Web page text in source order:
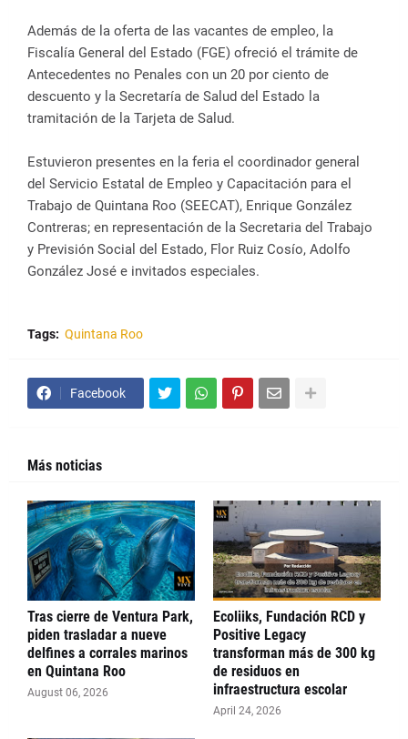
Además de la oferta de las vacantes de empleo, la
Fiscalía General del Estado (FGE) ofreció el trámite de
Antecedentes no Penales con un 20 por ciento de
descuento y la Secretaría de Salud del Estado la
tramitación de la Tarjeta de Salud.
Estuvieron presentes en la feria el coordinador general
del Servicio Estatal de Empleo y Capacitación para el
Trabajo de Quintana Roo (SEECAT), Enrique González
Contreras; en representación de la Secretaria del Trabajo
y Previsión Social del Estado, Flor Ruiz Cosío, Adolfo
González José e invitados especiales.
Tags: Quintana Roo
Facebook
Más noticias
Tras cierre de Ventura Park,
piden trasladar a nueve
delfines a corrales marinos
en Quintana Roo
August 06, 2026
Ecoliiks, Fundación RCD y
Positive Legacy
transforman más de 300 kg
de residuos en
infraestructura escolar
April 24, 2026